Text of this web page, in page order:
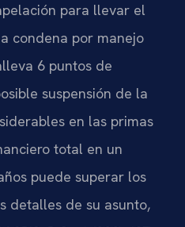
para llevar el
condena por manejo
6 puntos de
suspensión de la
en las primas
total en un
puede superar los
detalles de su asunto,